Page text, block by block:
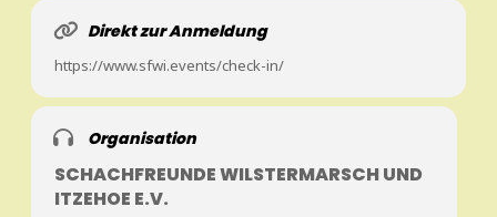
Direkt zur Anmeldung
https://www.sfwi.events/check-in/
Organisation
SCHACHFREUNDE WILSTERMARSCH UND
ITZEHOE E.V.